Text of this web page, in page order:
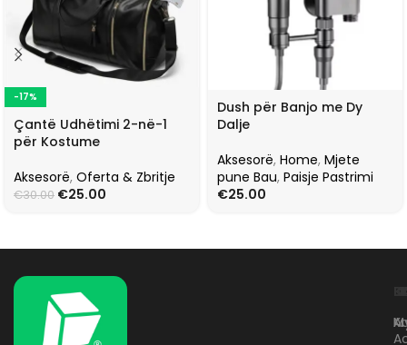
-17%
Çantë Udhëtimi 2-në-1
për Kostume
Aksesorë, Oferta & Zbritje
€30.00 €25.00
Dush për Banjo me Dy
Dalje
Aksesorë, Home, Mjete
pune Bau, Paisje Pastrimi
€25.00